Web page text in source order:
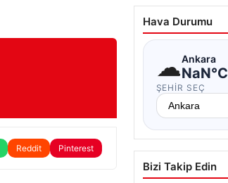
Reddit Pinterest
Hava Durumu
☁Ankara
NaN°C
ŞEHIR SEÇ
Bizi Takip Edin